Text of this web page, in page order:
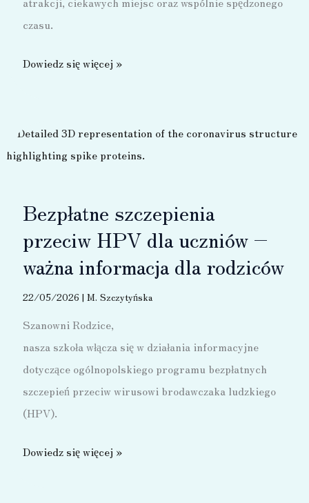
czasu.
Wycieczka
–
2026
Dowiedz się więcej »
Bezpłatne szczepienia
przeciw HPV dla uczniów –
ważna informacja dla rodziców
22/05/2026 | M. Szczytyńska
Szanowni Rodzice,
nasza szkoła włącza się w działania informacyjne
dotyczące ogólnopolskiego programu bezpłatnych
szczepień przeciw wirusowi brodawczaka ludzkiego
(HPV).
Bezpłatne
Dowiedz się więcej »